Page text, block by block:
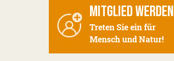
MITGLIED WERDEN
Treten Sie ein für
Mensch und Natur!